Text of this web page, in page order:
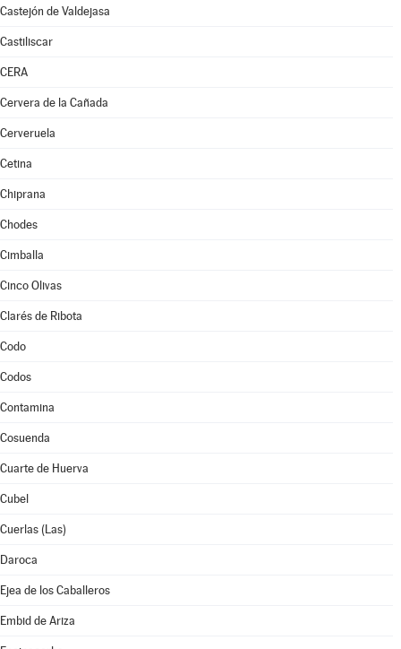
Castejón de Valdejasa
Castiliscar
CERA
Cervera de la Cañada
Cerveruela
Cetina
Chiprana
Chodes
Cimballa
Cinco Olivas
Clarés de Ribota
Codo
Codos
Contamina
Cosuenda
Cuarte de Huerva
Cubel
Cuerlas (Las)
Daroca
Ejea de los Caballeros
Embid de Ariza